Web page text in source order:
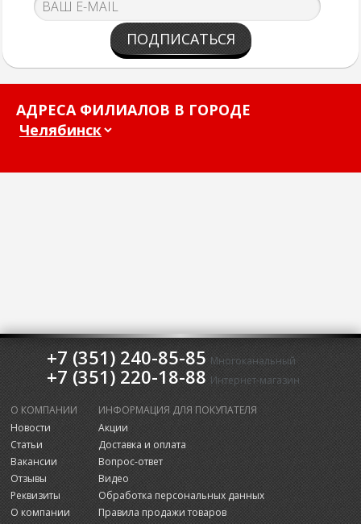
ПОДПИСАТЬСЯ
АДРЕСА ФИЛИАЛОВ В ГОРОДЕ
+7 (351) 240-85-85 Многоканальный
+7 (351) 220-18-88 Интернет-магазин
О КОМПАНИИ
Новости
Статьи
Вакансии
Отзывы
Реквизиты
О компании
ИНФОРМАЦИЯ ДЛЯ ПОКУПАТЕЛЯ
Акции
Доставка и оплата
Вопрос-ответ
Видео
Обработка персональных данных
Правила продажи товаров